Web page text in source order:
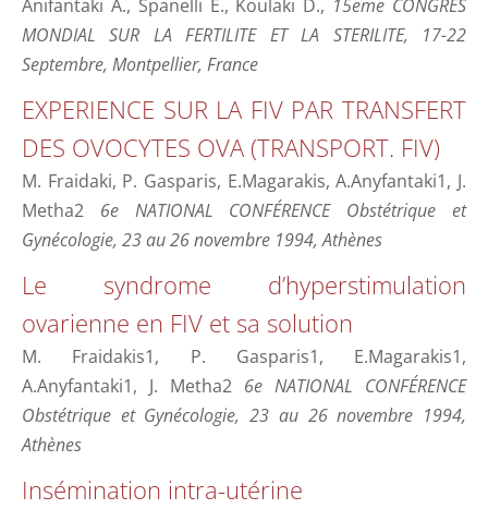
Anifantaki A., Spanelli E., Koulaki D., 15eme CONGRES
MONDIAL SUR LA FERTILITE ET LA STERILITE, 17-22
Septembre, Montpellier, France
EXPERIENCE SUR LA FIV PAR TRANSFERT
DES OVOCYTES OVA (TRANSPORT. FIV)
M. Fraidaki, P. Gasparis, E.Magarakis, A.Anyfantaki1, J.
Metha2 6e NATIONAL CONFÉRENCE Obstétrique et
Gynécologie, 23 au 26 novembre 1994, Athènes
Le syndrome d’hyperstimulation
ovarienne en FIV et sa solution
M. Fraidakis1, P. Gasparis1, E.Magarakis1,
A.Anyfantaki1, J. Metha2 6e NATIONAL CONFÉRENCE
Obstétrique et Gynécologie, 23 au 26 novembre 1994,
Athènes
Insémination intra-utérine